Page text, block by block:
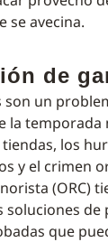
se avecina.
de
son un
la temporada
los
y el crimen
(ORC)
soluciones de
que